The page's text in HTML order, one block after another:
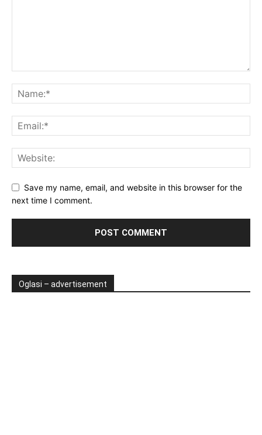
Save my name, email, and website in this browser for the
next time I comment.
Oglasi – advertisement